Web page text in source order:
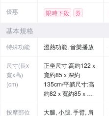
優惠 限時下殺 券
基本規格
特殊功能 溫熱功能, 音樂播放
尺寸(長x
寬x高)
(cm)
正坐尺寸:高約122ｘ
寬約85ｘ深約
135cm/平躺尺寸:高
約82ｘ寬約85ｘ深
按摩部位 大腿, 小腿, 手臂, 肩